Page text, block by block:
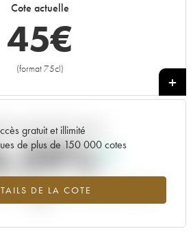
1998
1992
Cote actuelle
45€
(format 75cl)
+
gratuit et illimité
de plus de 150 000 cotes
DE LA COTE
actuelle de la cote
du millésime 2017 en 2026 par rapport à